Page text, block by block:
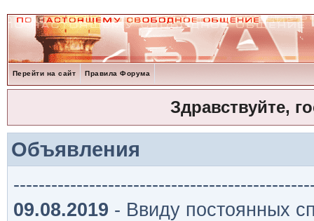
Перейти на сайт Правила Форума
Здравствуйте,
Объявления
09.08.2019 - Ввиду постоянных